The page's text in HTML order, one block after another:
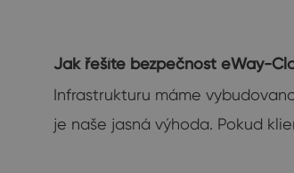
Jak řešíte bezpečnost eWay-
Infrastrukturu máme
je naše jasná výhoda. Pokud